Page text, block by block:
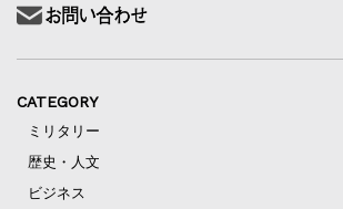
CATEGORY
ミリタリー
歴史・人文
ビジネス